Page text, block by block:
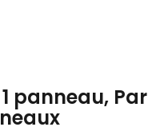
panneau, Par